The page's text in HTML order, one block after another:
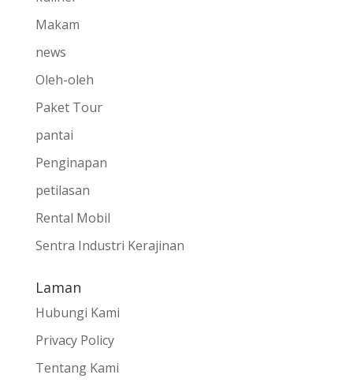
Makam
news
Oleh-oleh
Paket Tour
pantai
Penginapan
petilasan
Rental Mobil
Sentra Industri Kerajinan
Laman
Hubungi Kami
Privacy Policy
Tentang Kami